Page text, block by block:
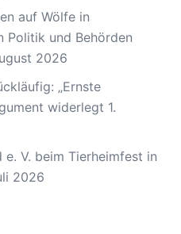
auf Wölfe in
Politik und Behörden
2026
„Ernste
widerlegt 1.
V. beim Tierheimfest in
2026